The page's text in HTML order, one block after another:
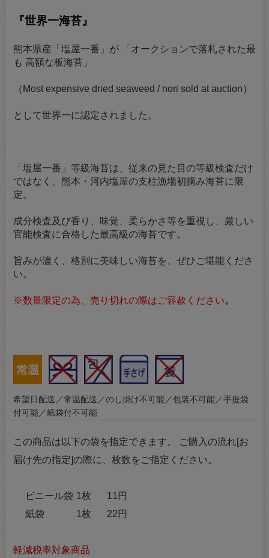
『世界一海苔』
熊本県産「塩屋一番」が 「オークションで落札された最
も 高額な板海苔」
（Most expensive dried seaweed / nori sold at auction）
として世界一に認定されました。
「塩屋一番」等級海苔は、従来の見た目の等級検査だけ
ではなく、熊本・河内塩屋の支柱漁場初摘み海苔に限
定。
成分検査及び香り、味覚、柔らかさ等を重視し、厳しい
官能検査に合格した最高級の海苔です。
旨みが濃く、格別に美味しい海苔を、ぜひご堪能くださ
い。
※数量限定の為、売り切れの際はご容赦ください。
希望日配送／常温配送／のし掛け不可能／包装不可能／手提袋
付可能／紙袋付不可能
この商品は以下の袋を指定できます。
ご購入の流れ[お
届け先の指定]の際に、枚数をご指定ください。
ビニール袋 1枚
11円
紙袋
1枚 22円
軽減税率対象商品